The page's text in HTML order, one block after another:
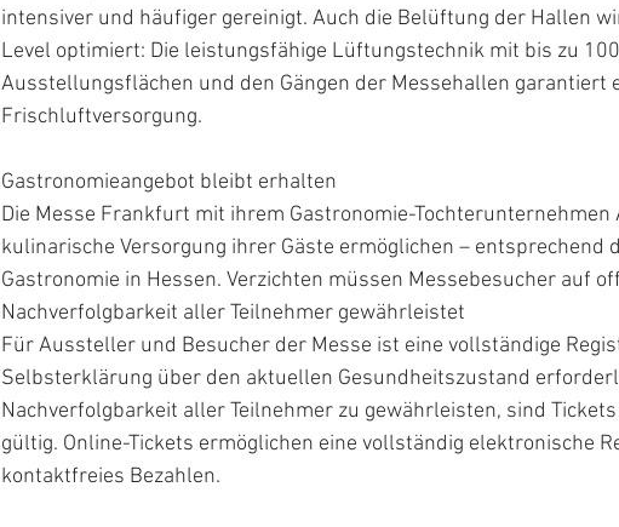
intensiver und häufiger gereinigt. Auch die Belüftung der Hallen
Level optimiert: Die leistungsfähige Lüftungstechnik mit bis zu
Ausstellungsflächen und den Gängen der Messehallen garantiert
Frischluftversorgung.
Gastronomieangebot bleibt erhalten
Die Messe Frankfurt mit ihrem Gastronomie-
kulinarische Versorgung ihrer Gäste ermöglichen – entsprechend
Gastronomie in Hessen. Verzichten müssen Messebesucher auf
Nachverfolgbarkeit aller Teilnehmer gewährleistet
Für Aussteller und Besucher der Messe ist eine vollständige
Selbsterklärung über den aktuellen Gesundheitszustand
Nachverfolgbarkeit aller Teilnehmer zu gewährleisten, sind
gültig. Online-Tickets ermöglichen eine vollständig elektronische
kontaktfreies Bezahlen.